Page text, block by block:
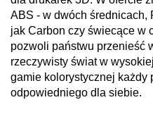
ABS - w dwóch średnicach,
jak Carbon czy świecące w
pozwoli państwu przenieść
rzeczywisty świat w
gamie kolorystycznej każdy
odpowiedniego dla siebie.